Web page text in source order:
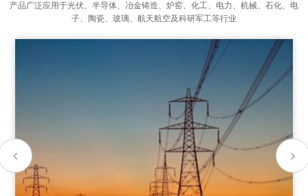
产品广泛应用于光伏、半导体、冶金铸造、炉窑、化工、电力、机械、石化、电
子、陶瓷、玻璃、航天航空及科研军工等行业